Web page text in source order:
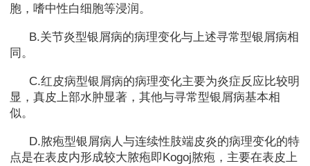
胞，嗜中性白细胞等浸润。
B.关节炎型银屑病的病理变化与上述寻常型银屑病相
同。
C.红皮病型银屑病的病理变化主要为炎症反应比较明
显，真皮上部水肿显著，其他与寻常型银屑病基本相
似。
D.脓疱型银屑病人与连续性肢端皮炎的病理变化的特
点是在表皮内形成较大脓疱即Kogoj脓疱，主要在表皮上